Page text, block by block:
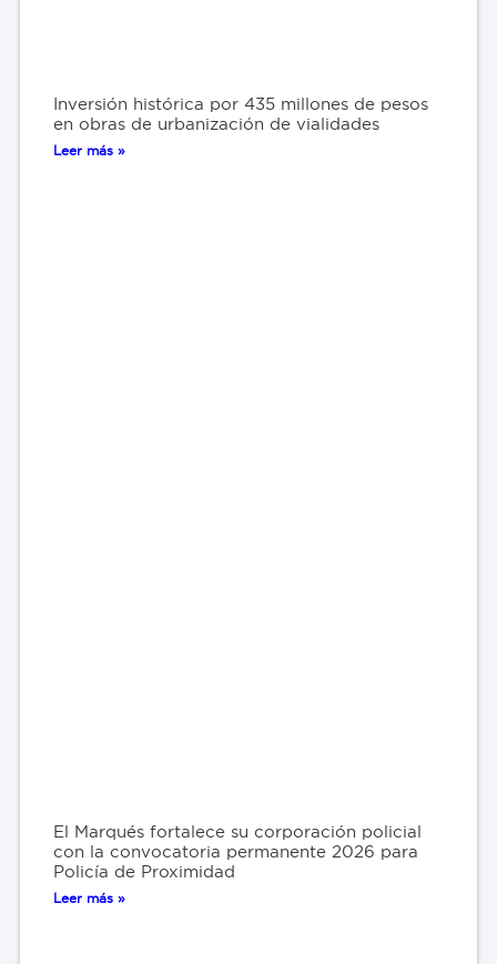
Inversión histórica por 435 millones de pesos
en obras de urbanización de vialidades
Leer más »
El Marqués fortalece su corporación policial
con la convocatoria permanente 2026 para
Policía de Proximidad
Leer más »